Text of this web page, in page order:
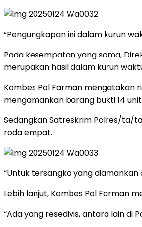
“Pengungkapan ini dalam kurun
Pada kesempatan yang sama,
merupakan hasil dalam kurun
Kombes Pol Farman mengatakan
mengamankan barang bukti 14
Sedangkan Satreskrim Polres/ta/
roda empat.
“Untuk tersangka yang
Lebih lanjut, Kombes Pol Farman
“Ada yang resedivis, antara lain di